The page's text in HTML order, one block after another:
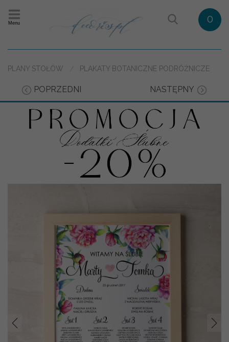
Menu 0
PLANY STOŁÓW PLAKATY BOTANICZNE PODRÓŻNICZE
POPRZEDNI NASTĘPNY
Prev